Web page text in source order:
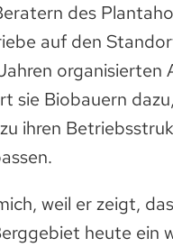
des
auf den
organisierten
sie Biobauern
ihren
weil er zeigt,
heute ein